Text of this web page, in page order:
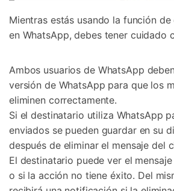
Mientras estás usando la función
en WhatsApp, debes tener cuidado
Ambos usuarios de WhatsApp
versión de WhatsApp para que los
eliminen correctamente.
Si el destinatario utiliza WhatsApp
enviados se pueden guardar en su
después de eliminar el mensaje del
El destinatario puede ver el
o si la acción no tiene éxito. Del